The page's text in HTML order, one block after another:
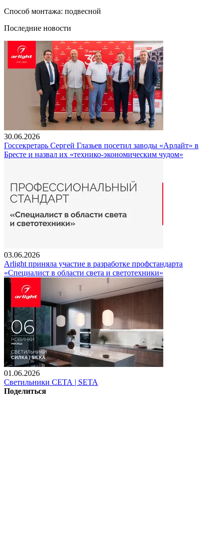
Способ монтажа: подвесной
Последние новости
30.06.2026
Госсекретарь Сергей Глазьев посетил заводы «Арлайт» в
Бресте и назвал их «технико-экономическим чудом»
03.06.2026
Arlight приняла участие в разработке профстандарта
«Специалист в области света и светотехники»
01.06.2026
Светильники СЕТА | SETA
Поделиться